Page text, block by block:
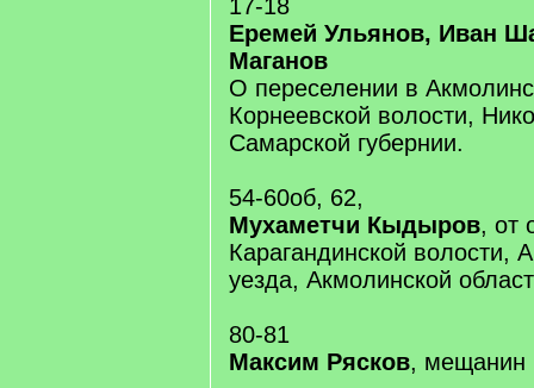
17-18
Еремей Ульянов, Иван
Маганов
О переселении в
Корнеевской волости,
Самарской губернии.
54-60об, 62,
Мухаметчи Кыдыров, от
Карагандинской волости,
уезда, Акмолинской
80-81
Максим Рясков, мещанин